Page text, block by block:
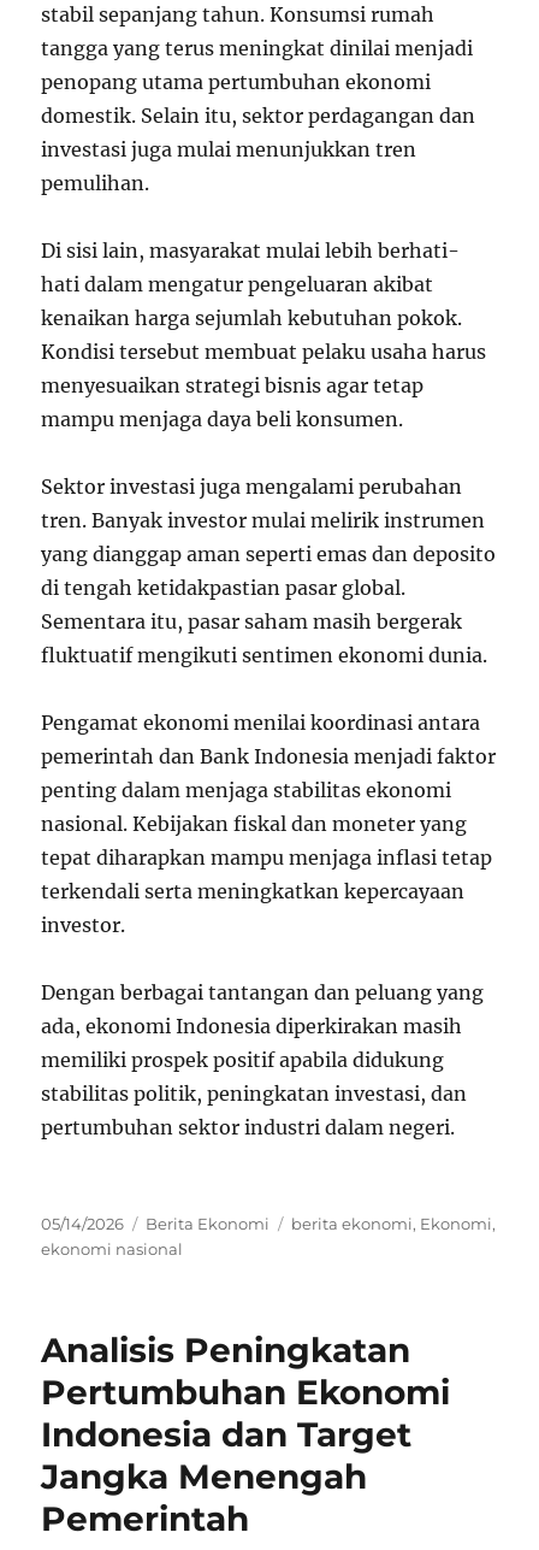
stabil sepanjang tahun. Konsumsi rumah
tangga yang terus meningkat dinilai menjadi
penopang utama pertumbuhan ekonomi
domestik. Selain itu, sektor perdagangan dan
investasi juga mulai menunjukkan tren
pemulihan.
Di sisi lain, masyarakat mulai lebih berhati-
hati dalam mengatur pengeluaran akibat
kenaikan harga sejumlah kebutuhan pokok.
Kondisi tersebut membuat pelaku usaha harus
menyesuaikan strategi bisnis agar tetap
mampu menjaga daya beli konsumen.
Sektor investasi juga mengalami perubahan
tren. Banyak investor mulai melirik instrumen
yang dianggap aman seperti emas dan deposito
di tengah ketidakpastian pasar global.
Sementara itu, pasar saham masih bergerak
fluktuatif mengikuti sentimen ekonomi dunia.
Pengamat ekonomi menilai koordinasi antara
pemerintah dan Bank Indonesia menjadi faktor
penting dalam menjaga stabilitas ekonomi
nasional. Kebijakan fiskal dan moneter yang
tepat diharapkan mampu menjaga inflasi tetap
terkendali serta meningkatkan kepercayaan
investor.
Dengan berbagai tantangan dan peluang yang
ada, ekonomi Indonesia diperkirakan masih
memiliki prospek positif apabila didukung
stabilitas politik, peningkatan investasi, dan
pertumbuhan sektor industri dalam negeri.
Posted
on
05/14/2026 Categories
Berita Ekonomi Tags
berita ekonomi, Ekonomi,
ekonomi nasional
Analisis Peningkatan
Pertumbuhan Ekonomi
Indonesia dan Target
Jangka Menengah
Pemerintah